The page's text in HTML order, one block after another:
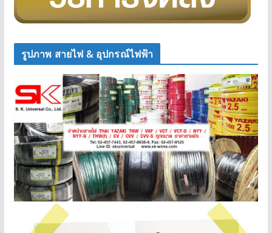
รูปภาพ สายไฟ & อุปกรณ์ไฟฟ้า